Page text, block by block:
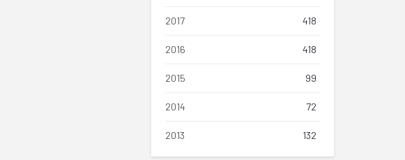
2017 418
2016 418
2015 99
2014 72
2013 132